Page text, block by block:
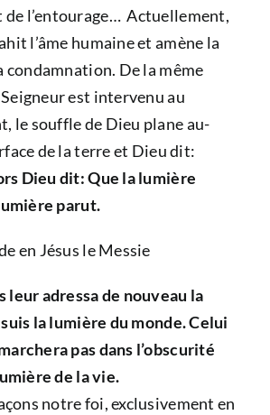
de l’entourage… Actuellement,
l’âme humaine et amène la
De la même
est intervenu au
le souffle de Dieu plane au-
de la terre et Dieu dit:
Dieu dit: Que la lumière
parut.
en Jésus le Messie
leur adressa de nouveau la
la lumière du monde. Celui
pas dans l’obscurité
de la vie.
notre foi, exclusivement en